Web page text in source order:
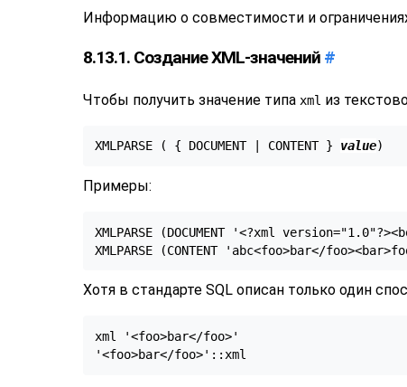
Информацию о совместимости и
8.13.1. Создание XML-значений #
Чтобы получить значение типа xml из
XMLPARSE ( { DOCUMENT | CONTENT } value
Примеры:
XMLPARSE (DOCUMENT '<?xml
Хотя в стандарте SQL описан только один
xml '<foo>bar</foo>'